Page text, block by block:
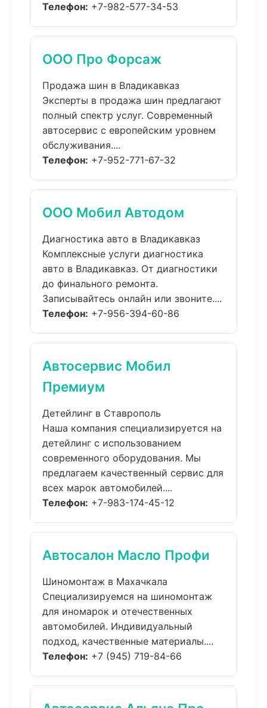
Телефон: +7-982-577-34-53
ООО Про Форсаж
Продажа шин в Владикавказ
Эксперты в продажа шин предлагают
полный спектр услуг. Современный
автосервис с европейским уровнем
обслуживания....
Телефон: +7-952-771-67-32
ООО Мобил Автодом
Диагностика авто в Владикавказ
Комплексные услуги диагностика
авто в Владикавказ. От диагностики
до финального ремонта.
Записывайтесь онлайн или звоните....
Телефон: +7-956-394-60-86
Автосервис Мобил
Премиум
Детейлинг в Ставрополь
Наша компания специализируется на
детейлинг с использованием
современного оборудования. Мы
предлагаем качественный сервис для
всех марок автомобилей....
Телефон: +7-983-174-45-12
Автосалон Масло Профи
Шиномонтаж в Махачкала
Специализируемся на шиномонтаж
для иномарок и отечественных
автомобилей. Индивидуальный
подход, качественные материалы....
Телефон: +7 (945) 719-84-66